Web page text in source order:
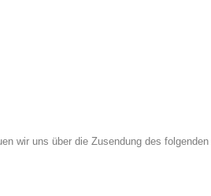
wir uns über die Zusendung des